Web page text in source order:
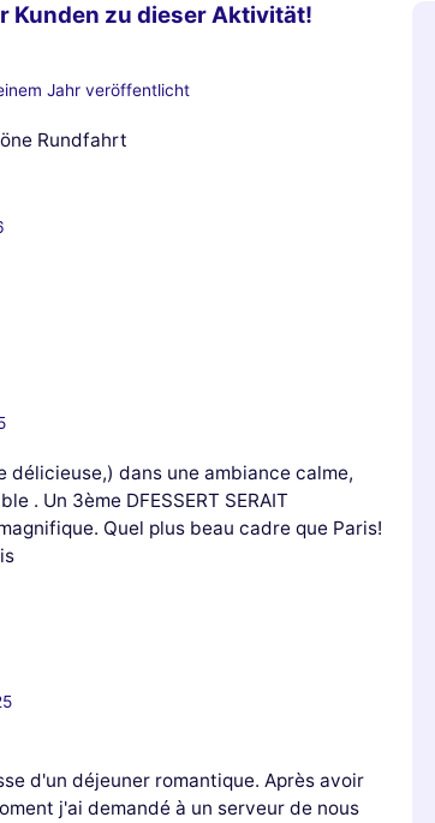
Kunden zu dieser Aktivität!
Jahr veröffentlicht
Rundfahrt
dans une ambiance calme,
. Un 3ème DFESSERT SERAIT
Quel plus beau cadre que Paris!
d'un déjeuner romantique. Après avoir
j'ai demandé à un serveur de nous